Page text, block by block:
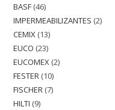
BASF 46
IMPERMEABILIZANTES 2
CEMIX 13
EUCO 23
EUCOMEX 2
FESTER 10
FISCHER 7
HILTI 9